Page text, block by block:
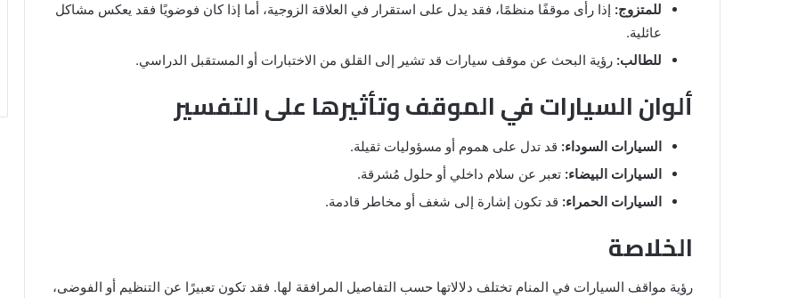
للمتزوج: إذا رأى موقفًا منظمًا، فقد يدل على استقرار في العلاقة الزوجية، أما إذا كان فوضويًا فقد يعكس مشاكل
عائلية.
للطالب: رؤية البحث عن موقف سيارات قد تشير إلى القلق من الاختبارات أو المستقبل الدراسي.
ألوان السيارات في الموقف وتأثيرها على التفسير
السيارات السوداء: قد تدل على هموم أو مسؤوليات ثقيلة.
السيارات البيضاء: تعبر عن سلام داخلي أو حلول مُشرقة.
السيارات الحمراء: قد تكون إشارة إلى شغف أو مخاطر قادمة.
الخلاصة
رؤية مواقف السيارات في المنام تختلف دلالاتها حسب التفاصيل المرافقة لها. فقد تكون تعبيرًا عن التنظيم أو الفوضى،